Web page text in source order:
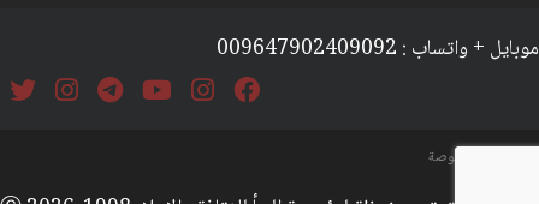
موبايل + واتساب : 009647902409092
السياسة والخصوصة